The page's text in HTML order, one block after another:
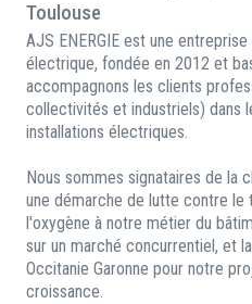
Toulouse
AJS ENERGIE est une
électrique, fondée en 2012 et
accompagnons les clients
collectivités et industriels) dans
installations électriques.
Nous sommes signataires de la
une démarche de lutte contre le
l'oxygène à notre métier du
sur un marché concurrentiel, et
Occitanie Garonne pour notre
croissance.